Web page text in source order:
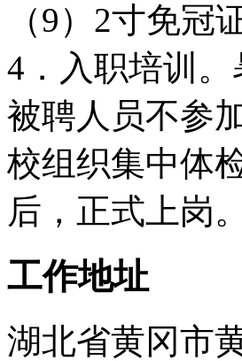
（9）2寸免冠
4．入职培训
被聘人员不参
校组织集中体
后，正式上岗。
工作地址
湖北省黄冈市